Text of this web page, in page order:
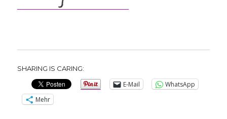
SHARING IS CARING:
E-Mail
WhatsApp
Mehr